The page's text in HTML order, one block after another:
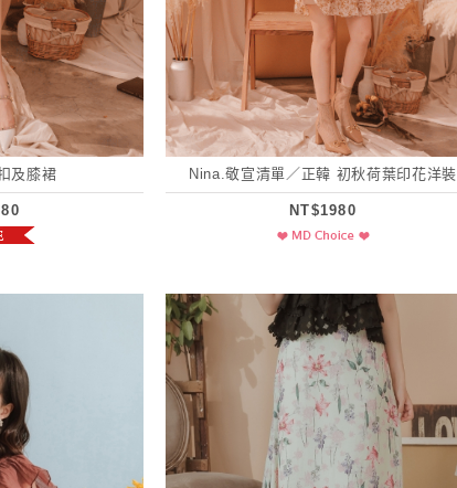
及膝裙 Nina.敬宣清單／正韓 初秋荷葉印花洋裝
NT$1980